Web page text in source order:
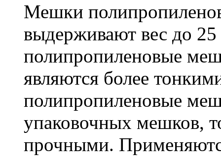
Мешки
выдерживают вес до
полипропиленовые
являются более
полипропиленовые
упаковочных мешков,
прочными.